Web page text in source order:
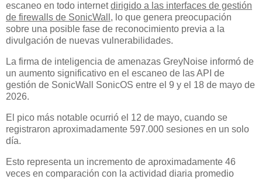
escaneo en todo internetdirigido a las interfaces de gestión
de firewalls de SonicWall , lo que genera preocupación
sobre una posible fase de reconocimiento previa a la
divulgación de nuevas vulnerabilidades.
La firma de inteligencia de amenazas GreyNoise informó de
un aumento significativo en el escaneo de las API de
gestión de SonicWall SonicOS entre el 9 y el 18 de mayo de
2026.
El pico más notable ocurrió el 12 de mayo, cuando se
registraron aproximadamente 597.000 sesiones en un solo
día.
Esto representa un incremento de aproximadamente 46
veces en comparación con la actividad diaria promedio